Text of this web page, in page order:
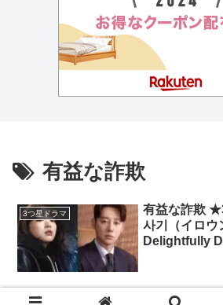
有益な詐欺
3つ星ドラマ
有益な詐欺
사기（イロウ
Delightfully